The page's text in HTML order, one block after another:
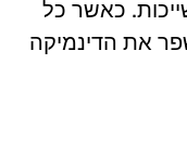
כאשר כל
את הדינמיקה